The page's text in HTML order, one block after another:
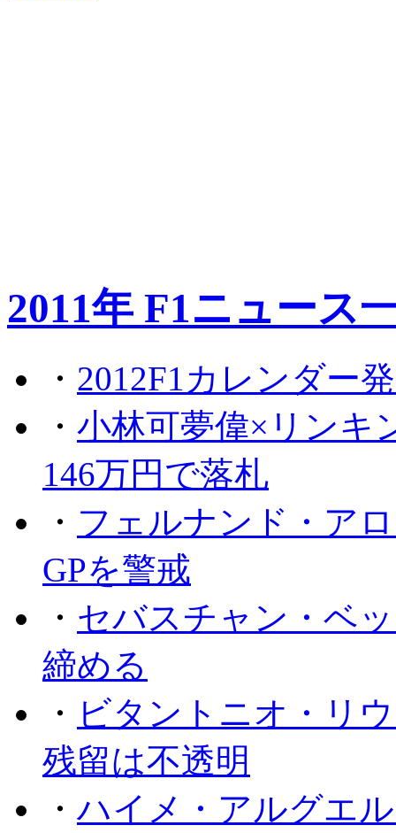
2011年 F1ニュース
・ 2012F1カレンダー
・ 小林可夢偉×リンキ
146万円で落札
・ フェルナンド・ア
GPを警戒
・ セバスチャン・ベ
締める
・ ビタントニオ・リ
残留は不透明
・ハイメ・アルグエ